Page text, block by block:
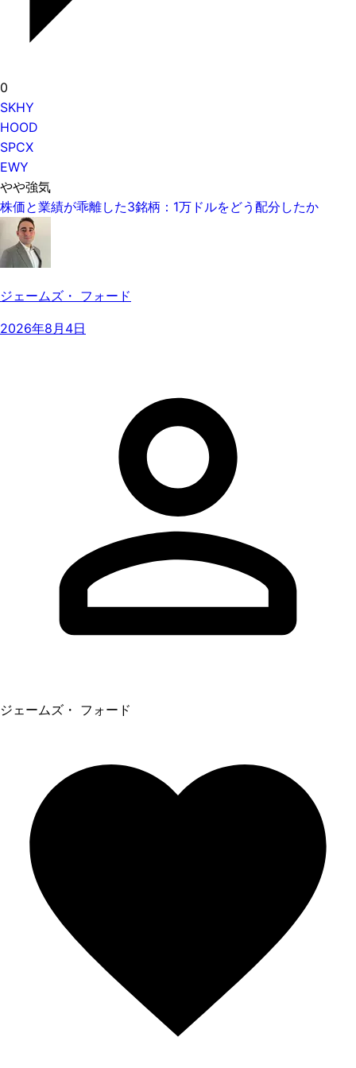
0
SKHY
HOOD
SPCX
EWY
やや強気
株価と業績が乖離した3銘柄：1万ドルをどう配分したか
ジェームズ・ フォード
2026年8月4日
ジェームズ・ フォード